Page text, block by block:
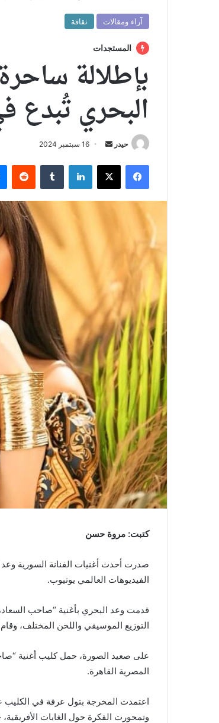
آراء ومقالات ثقافة
المستجدات
بإطلالة
البحري
حيدر
أرسل
إلكترونيا
16 سبتمبر 2024
فيسبوك X لينكدإن
كتبت: مروة حسن
صدرت أحدث أغنيات الفنانة السورية
الفيديوهات العالمي يوتيوب.
قدمت وعد البحري بأغنية “صاحب
التوزيع الموسيقي واللحن المختلف،
على صعيد الصورة، حمل كليب أغنية
المصرية القاهرة.
اعتمدت المخرجة بتول عرفة في الكليب
وتمحورت الفكرة حول الغابات